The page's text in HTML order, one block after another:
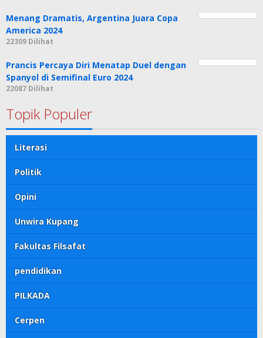
Menang Dramatis, Argentina Juara Copa
America 2024
22309 Dilihat
Prancis Percaya Diri Menatap Duel dengan
Spanyol di Semifinal Euro 2024
22087 Dilihat
Topik Populer
Literasi
Politik
Opini
Unwira Kupang
Fakultas Filsafat
pendidikan
PILKADA
Cerpen